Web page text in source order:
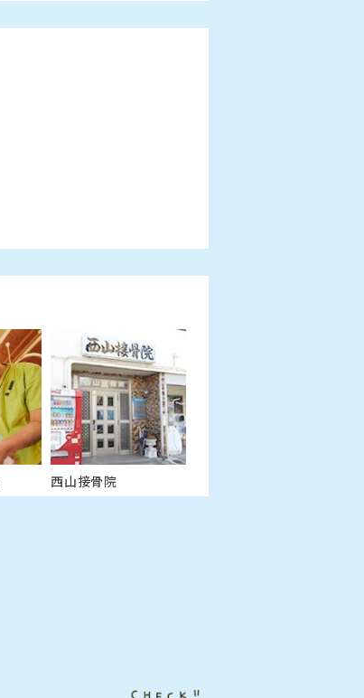
西山接骨院